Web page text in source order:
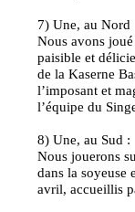
7) Une, au Nord
Nous avons
paisible et
de la Kaserne
l’imposant et
l’équipe du
8) Une, au Sud :
Nous jouerons
dans la soyeuse
avril, accueillis